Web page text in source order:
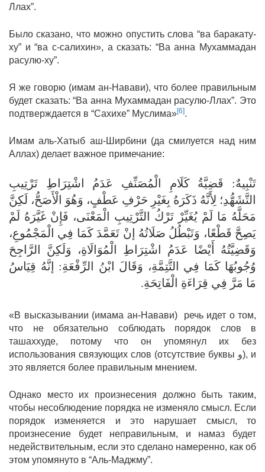
Ллах”.
Было сказано, что можно опустить слова “ва баракату-
ху” и “ва с-салихин», а сказать: “Ва анна Мухаммадан
расулю-ху”.
Я же говорю (имам ан-Навави), что более правильным
будет сказать: “Ва анна Мухаммадан расулю-Ллах”. Это
подтверждается в “Сахихе” Муслима»[6].
Имам аль-Хатыб аш-Ширбини (да смилуется над ним
Аллах) делает важное примечание:
تَنْبِيهٌ: قَضِيَّةُ كَلَامِ الْمُصَنِّفِ عَدَمُ اشْتِرَاطِ تَرْتِيبِ
التَّشَهُّدِ؛ لِأَنَّهُ ذَكَرَهُ بِغَيْرِ حَرْفِ عَطْفٍ، وَهُوَ الْأَصَحُّ، لَكِنَّ
مَحَلَّهُ مَا لَمْ يُغَيِّرْ تَرْكُ التَّرْتِيبِ الْمَعْنَى، فَإِنْ غَيَّرَهُ لَمْ
يَصِحَّ قَطْعًا، وَتَبْطُلُ صَلَاتُهُ إنْ تَعَمَّدَ كَمَا فِي الْمَجْمُوعِ،
وَقَضِيَّتُهُ أَيْضًا عَدَمُ اشْتِرَاطِ الْمُوَالَاةِ، وَلَكِنَّ الرَّاجِحَ
وُجُوبُهَا كَمَا فِي التَّتِمَّةِ، وَقَالَ ابْنُ الرِّفْعَةِ: إنَّهُ قِيَاسُ
مَا مَرَّ فِي قِرَاءَةِ الْفَاتِحَةِ.
«В высказывании (имама ан-Навави) речь идет о том,
что не обязательно соблюдать порядок слов в
ташаххуде, потому что он упомянул их без
использования связующих слов (отсутствие буквы و), и
это является более правильным мнением.
Однако место их произнесения должно быть таким,
чтобы несоблюдение порядка не изменяло смысл. Если
порядок изменяется и это нарушает смысл, то
произнесение будет неправильным, и намаз будет
недействительным, если это сделано намеренно, как об
этом упомянуто в “Аль-Маджму”.